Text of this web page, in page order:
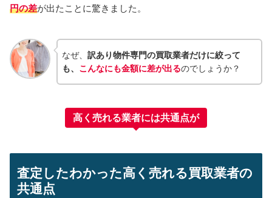
円の差が出たことに驚きました。
なぜ、 訳あり物件専門の買取業者だけに絞って
も、 こんなにも金額に差が出るのでしょうか？
高く売れる業者には共通点が
査定したわかった高く売れる買取業者の
共通点